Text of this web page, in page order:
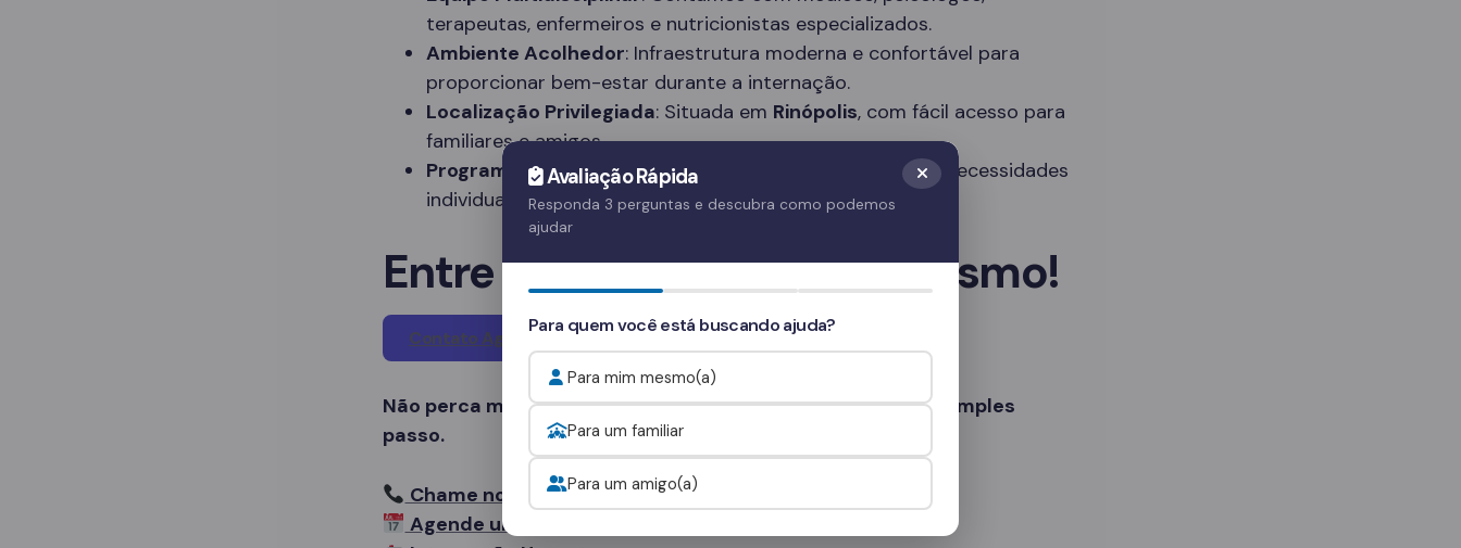
terapeutas, enfermeiros e nutricionistas especializados.
Ambiente Acolhedor: Infraestrutura moderna e confortável para
proporcionar bem-estar durante a internação.
Localização Privilegiada: Situada em Rinópolis, com fácil acesso para
familiares e amigos.
Programas Personalizados: Tratamentos adaptados às necessidades
individuais de cada paciente.
Entre em Contato Agora Mesmo!
Contato Agora
Não perca mais tempo. Sua recuperação começa com um simples
passo.
Chame no WhatsApp
Agende uma Avaliação Gratuita
Avaliação Rápida
Responda 3 perguntas e descubra como podemos
ajudar
Para quem você está buscando ajuda?
Para mim mesmo(a)
Para um familiar
Para um amigo(a)